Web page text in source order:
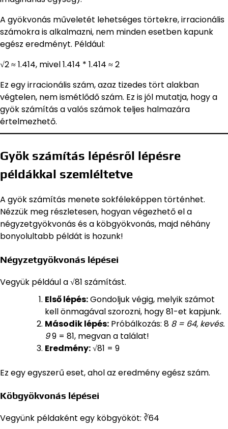
A gyökvonás műveletét lehetséges törtekre, irracionális
számokra is alkalmazni, nem minden esetben kapunk
egész eredményt. Például:
√2 ≈ 1.414, mivel 1.414 * 1.414 ≈ 2
Ez egy irracionális szám, azaz tizedes tört alakban
végtelen, nem ismétlődő szám. Ez is jól mutatja, hogy a
gyök számítás a valós számok teljes halmazára
értelmezhető.
Gyök számítás lépésről lépésre
példákkal szemléltetve
A gyök számítás menete sokféleképpen történhet.
Nézzük meg részletesen, hogyan végezhető el a
négyzetgyökvonás és a köbgyökvonás, majd néhány
bonyolultabb példát is hozunk!
Négyzetgyökvonás lépései
Vegyük például a √81 számítást.
Első lépés:Gondoljuk végig, melyik számot
kell önmagával szorozni, hogy 81-et kapjunk.
Második lépés: Próbálkozás: 8 8 = 64, kevés.
99 = 81, megvan a találat!
Eredmény:√81 = 9
Ez egy egyszerű eset, ahol az eredmény egész szám.
Köbgyökvonás lépései
Vegyünk példaként egy köbgyököt: ∛64